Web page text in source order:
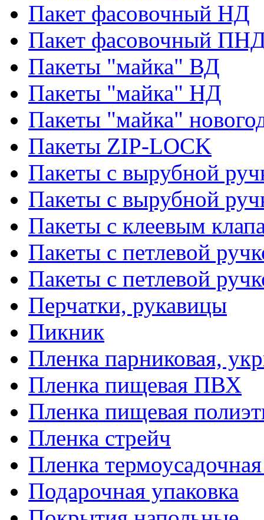
Пакет фасовочный НД
Пакет фасовочный
Пакеты "майка" ВД
Пакеты "майка" НД
Пакеты "майка"
Пакеты ZIP-LOCK
Пакеты с вырубной
Пакеты с вырубной
Пакеты с клеевым
Пакеты с петлевой
Пакеты с петлевой
Перчатки, рукавицы
Пикник
Пленка парниковая,
Пленка пищевая ПВХ
Пленка пищевая
Пленка стрейч
Пленка
Подарочная упаковка